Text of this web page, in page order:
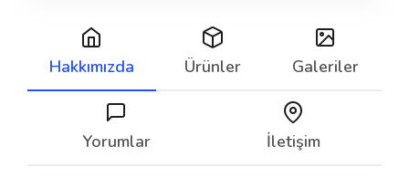
Hakkımızda Ürünler Galeriler
Yorumlar İletişim